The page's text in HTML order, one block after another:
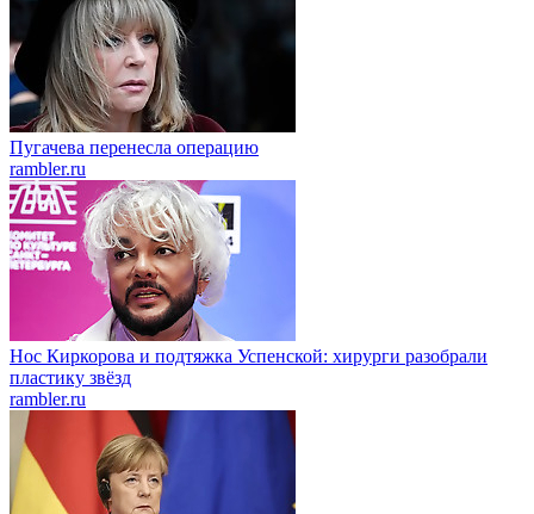
Пугачева перенесла операцию
rambler.ru
Нос Киркорова и подтяжка Успенской: хирурги разобрали
пластику звёзд
rambler.ru